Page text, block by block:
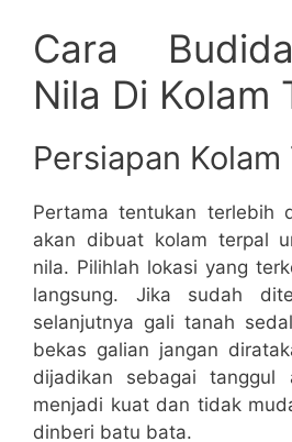
Cara
Nila Di Kolam
Persiapan Kolam
Pertama tentukan terlebih
akan dibuat kolam terpal
nila. Pilihlah lokasi yang
langsung. Jika sudah
selanjutnya gali tanah
bekas galian jangan
dijadikan sebagai tanggul
menjadi kuat dan tidak
dinberi batu bata.